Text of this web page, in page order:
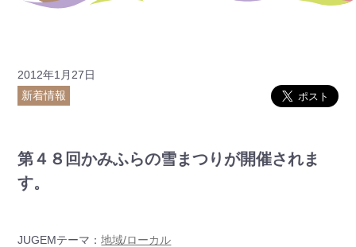
2012年1月27日
新着情報
第４８回かみふらの雪まつりが開催されま
す。
JUGEMテーマ：地域/ローカル